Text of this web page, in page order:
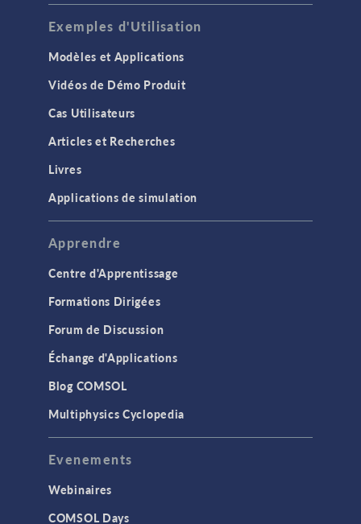
Exemples d'Utilisation
Modèles et Applications
Vidéos de Démo Produit
Cas Utilisateurs
Articles et Recherches
Livres
Applications de simulation
Apprendre
Centre d'Apprentissage
Formations Dirigées
Forum de Discussion
Échange d'Applications
Blog COMSOL
Multiphysics Cyclopedia
Evenements
Webinaires
COMSOL Days